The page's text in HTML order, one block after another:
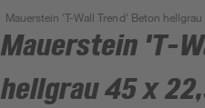
Mauerstein 'T-Wall Trend' Beton
Mauerstein 'T-
hellgrau 45 x